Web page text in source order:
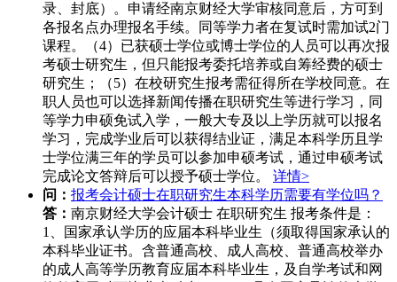
录、封底）。申请经南京财经大学审核同意后，方可到
各报名点办理报名手续。同等学力者在复试时需加试2门
课程。（4）已获硕士学位或博士学位的人员可以再次报
考硕士研究生，但只能报考委托培养或自筹经费的硕士
研究生；（5）在校研究生报考需征得所在学校同意。在
职人员也可以选择新闻传播在职研究生等进行学习，同
等学力申硕免试入学，一般大专及以上学历就可以报名
学习，完成学业后可以获得结业证，满足本科学历且学
士学位满三年的学员可以参加申硕考试，通过申硕考试
完成论文答辩后可以授予硕士学位。 详情>
问： 报考会计硕士在职研究生本科学历需要有学位吗？
答： 南京财经大学会计硕士 在职研究生 报考条件是：
1、国家承认学历的应届本科毕业生（须取得国家承认的
本科毕业证书。含普通高校、成人高校、普通高校举办
的成人高等学历教育应届本科毕业生，及自学考试和网